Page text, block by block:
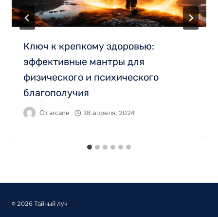
Ключ к крепкому здоровью:
эффективные мантры для
физического и психического
благополучия
Отarcane 18 апреля, 2024
© 2026 Тайный луч